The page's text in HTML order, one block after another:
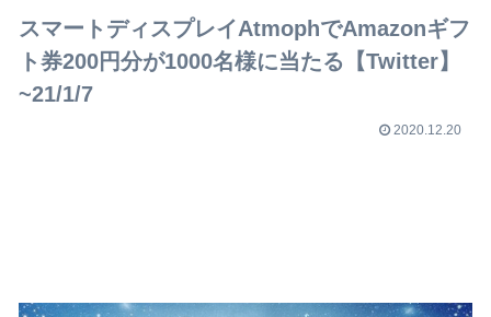
スマートディスプレイAtmophでAmazonギフ
ト券200円分が1000名様に当たる【Twitter】
~21/1/7
2020.12.20